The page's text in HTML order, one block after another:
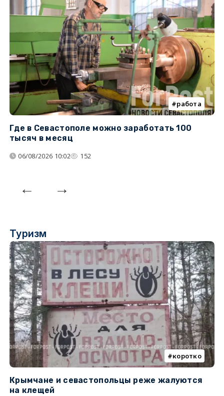
работа
Где в Севастополе можно заработать 100
тысяч в месяц
06/08/2026 10:02 152
Туризм
коротко
Крымчане и севастопольцы реже жалуются
на клещей